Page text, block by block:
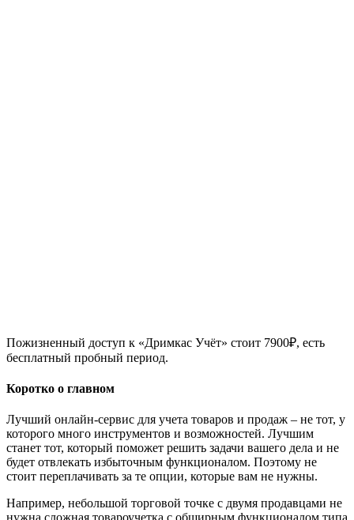
Пожизненный доступ к «Дримкас Учёт» стоит 7900₽, есть
бесплатный пробный период.
Коротко о главном
Лучший онлайн-сервис для учета товаров и продаж – не тот, у
которого много инструментов и возможностей. Лучшим
станет тот, который поможет решить задачи вашего дела и не
будет отвлекать избыточным функционалом. Поэтому не
стоит переплачивать за те опции, которые вам не нужны.
Например, небольшой торговой точке с двумя продавцами не